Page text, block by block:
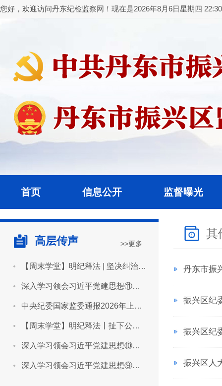
您好，欢迎访问丹东纪检监察网！现在是2026年8月6日星期四
首页 信息公开 监督曝光
高层传声 >>更多
【周末学堂】明纪释法 | 坚决纠治“形象工程”“政绩工程”
深入学习领会习近平党建思想⑪坚持用严明的纪律管全党治全党
中央纪委国家监委通报2026年上半年全国纪检监察机关监督检查审查调查情况
【周末学堂】明纪释法丨扯下公款旅游的“隐身衣”
深入学习领会习近平党建思想⑩坚持推进作风建设常态化长效化
深入学习领会习近平党建思想⑨坚持建设堪当民族复兴重任的高素质干部队伍
其
丹东市振
振兴区纪
振兴区纪
振兴区人